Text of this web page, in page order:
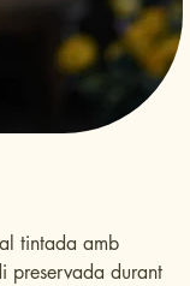
tintada amb
preservada durant